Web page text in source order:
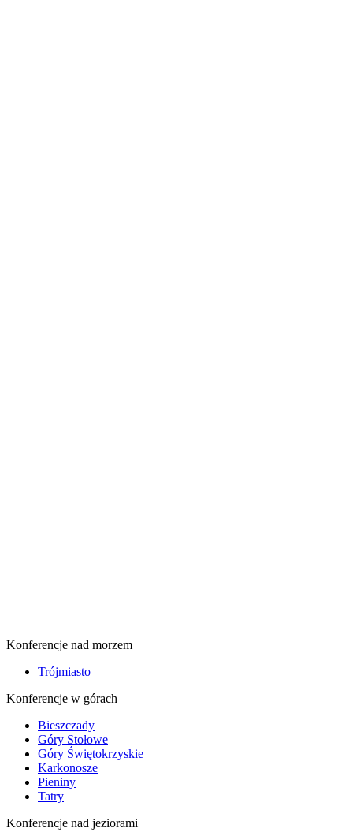
Konferencje nad morzem
Trójmiasto
Konferencje w górach
Bieszczady
Góry Stołowe
Góry Świętokrzyskie
Karkonosze
Pieniny
Tatry
Konferencje nad jeziorami